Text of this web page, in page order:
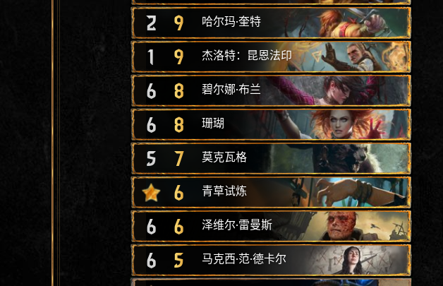
2 9 哈尔玛·奎特
1 9 杰洛特：昆恩法印
6 8 碧尔娜·布兰
6 8 珊瑚
5 7 莫克瓦格
6 青草试炼
6 6 泽维尔·雷曼斯
6 5 马克西·范·德卡尔